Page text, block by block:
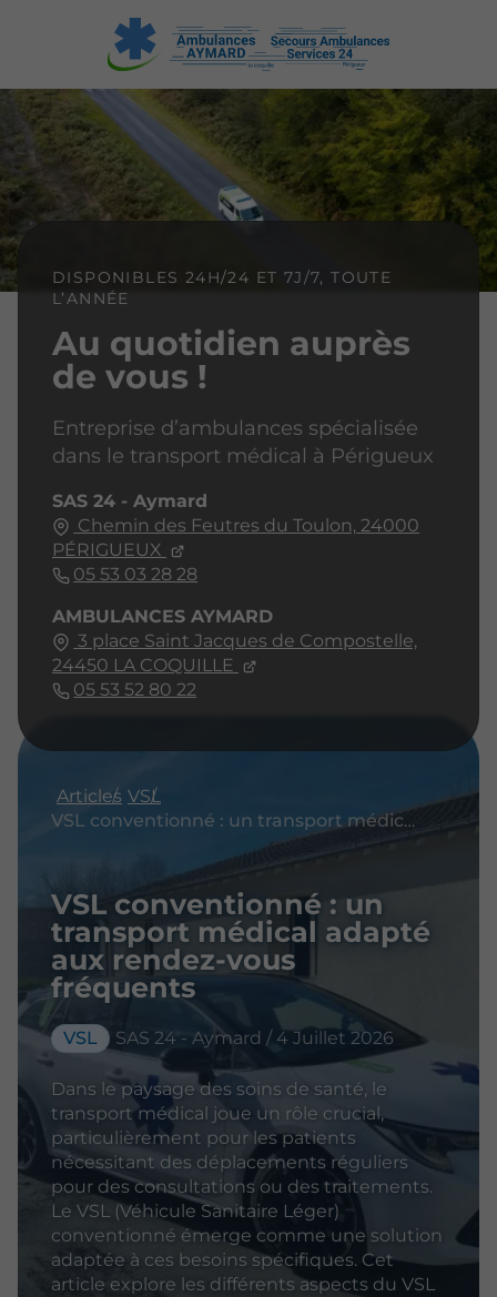
DISPONIBLES 24H/24 ET 7J/7, TOUTE
L’ANNÉE
Au quotidien auprès
de vous !
Entreprise d’ambulances spécialisée
dans le transport médical à Périgueux
SAS 24 - Aymard
Chemin des Feutres du Toulon, 24000
PÉRIGUEUX
05 53 03 28 28
AMBULANCES AYMARD
3 place Saint Jacques de Compostelle,
24450 LA COQUILLE
05 53 52 80 22
Articles VSL
VSL conventionné : un transport médical adapté aux rendez-vous fréquents
VSL conventionné : un
transport médical adapté
aux rendez-vous
fréquents
VSL SAS 24 - Aymard / 4 Juillet 2026
Dans le paysage des soins de santé, le
transport médical joue un rôle crucial,
particulièrement pour les patients
nécessitant des déplacements réguliers
pour des consultations ou des traitements.
Le VSL (Véhicule Sanitaire Léger)
conventionné émerge comme une solution
adaptée à ces besoins spécifiques. Cet
article explore les différents aspects du VSL